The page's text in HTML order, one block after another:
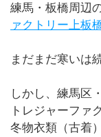
練馬・板橋周辺
ァクトリー上板
まだまだ寒いは
しかし、練馬区
トレジャーファ
冬物衣類（古着